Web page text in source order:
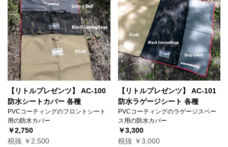
【リトルプレゼンツ】 AC-100
防水シートカバー 各種
PVCコーティングのフロントシート
用の防水カバー
￥2,750
税抜 ￥2,500
【リトルプレゼンツ】 AC-101
防水ラゲージシート 各種
PVCコーティングのラゲージスペー
ス用の防水カバー
￥3,300
税抜 ￥3,000